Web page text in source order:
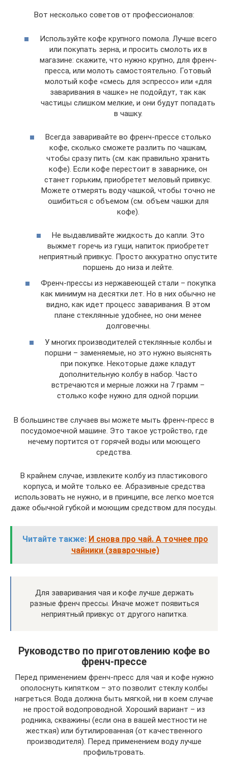
Вот несколько советов от профессионалов:
Используйте кофе крупного помола. Лучше всего
или покупать зерна, и просить смолоть их в
магазине: скажите, что нужно крупно, для френч-
пресса, или молоть самостоятельно. Готовый
молотый кофе «смесь для эспрессо» или «для
заваривания в чашке» не подойдут, так как
частицы слишком мелкие, и они будут попадать
в чашку.
Всегда заваривайте во френч-прессе столько
кофе, сколько сможете разлить по чашкам,
чтобы сразу пить (см. как правильно хранить
кофе). Если кофе перестоит в заварнике, он
станет горьким, приобретет меловый привкус.
Можете отмерять воду чашкой, чтобы точно не
ошибиться с объемом (см. объем чашки для
кофе).
Не выдавливайте жидкость до капли. Это
выжмет горечь из гущи, напиток приобретет
неприятный привкус. Просто аккуратно опустите
поршень до низа и лейте.
Френч-прессы из нержавеющей стали – покупка
как минимум на десятки лет. Но в них обычно не
видно, как идет процесс заваривания. В этом
плане стеклянные удобнее, но они менее
долговечны.
У многих производителей стеклянные колбы и
поршни – заменяемые, но это нужно выяснять
при покупке. Некоторые даже кладут
дополнительную колбу в набор. Часто
встречаются и мерные ложки на 7 грамм –
столько кофе нужно для одной порции.
В большинстве случаев вы можете мыть френч-пресс в
посудомоечной машине. Это такое устройство, где
нечему портится от горячей воды или моющего
средства.
В крайнем случае, извлеките колбу из пластикового
корпуса, и мойте только ее. Абразивные средства
использовать не нужно, и в принципе, все легко моется
даже обычной губкой и моющим средством для посуды.
Читайте также: И снова про чай. А точнее про
чайники (заварочные)
Для заваривания чая и кофе лучше держать
разные френч прессы. Иначе может появиться
неприятный привкус от другого напитка.
Руководство по приготовлению кофе во
френч-прессе
Перед применением френч-пресс для чая и кофе нужно
ополоснуть кипятком – это позволит стеклу колбы
нагреться. Вода должна быть мягкой, ни в коем случае
не простой водопроводной. Хороший вариант – из
родника, скважины (если она в вашей местности не
жесткая) или бутилированная (от качественного
производителя). Перед применением воду лучше
профильтровать.